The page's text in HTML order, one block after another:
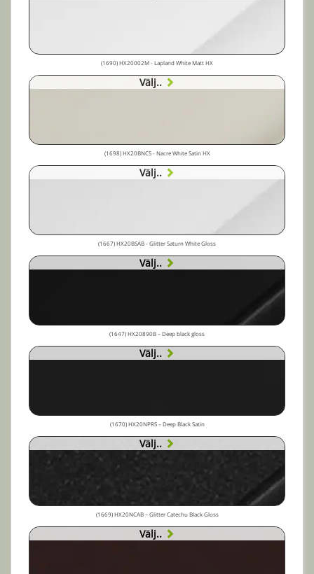
(1690) HX20002M - Lapland White Matt HX
Välj..
(1698) HX20BNCS - Nacre White Satin HX
Välj..
(1667) HX20BSAB - Glitter Saturn White Gloss
Välj..
(1647) HX20890B – Deep black gloss
Välj..
(1670) HX20NPRS – Deep Black Satin
Välj..
(1669) HX20NCAB – Glitter Catechu Black Gloss
Välj..